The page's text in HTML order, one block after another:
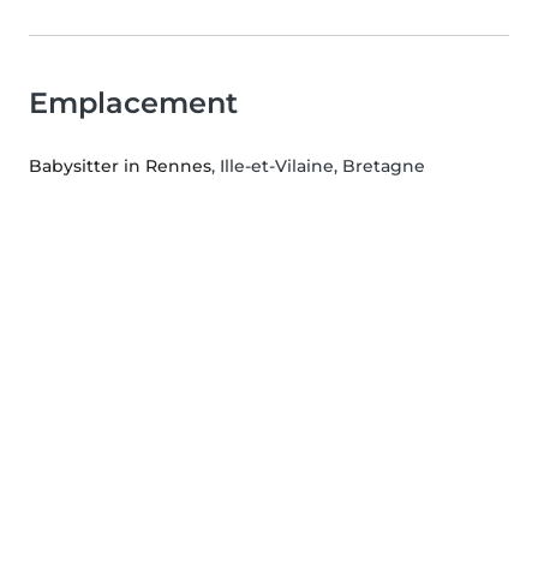
Emplacement
Babysitter in Rennes, Ille-et-Vilaine, Bretagne